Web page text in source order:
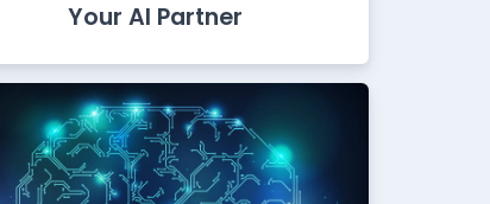
Your AI Partner